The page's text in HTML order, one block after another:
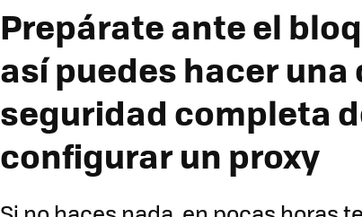
Prepárate ante el
así puedes hacer una
seguridad completa
configurar un proxy